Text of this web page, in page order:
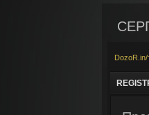
DozoR.in/